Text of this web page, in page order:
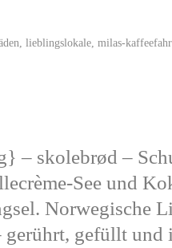
lieblingslokale milas-
– skolebrød –
See und
Norwegische
gerührt, gefüllt und